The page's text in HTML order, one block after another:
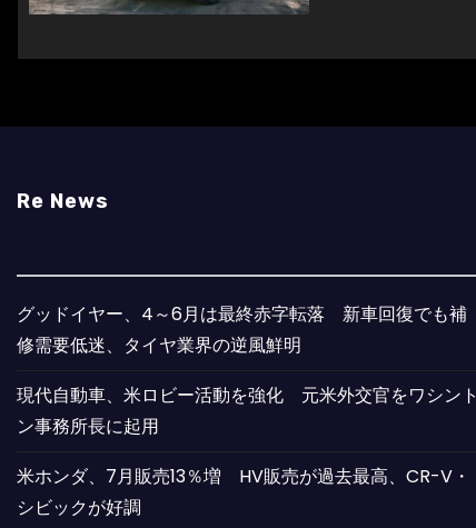
Re News
グッドイヤー、4～6月は最終赤字転落 新車回復でも補
修需要低迷、タイヤ業界の逆風鮮明
現代自動車、米ロビー活動を強化 元米外交官をワシント
ン事務所長に起用
米ホンダ、7月販売13％増 HV販売が過去最高、CR-V・
シビックが好調